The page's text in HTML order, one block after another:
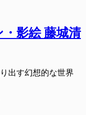
・影絵 藤城清
出す幻想的な世界